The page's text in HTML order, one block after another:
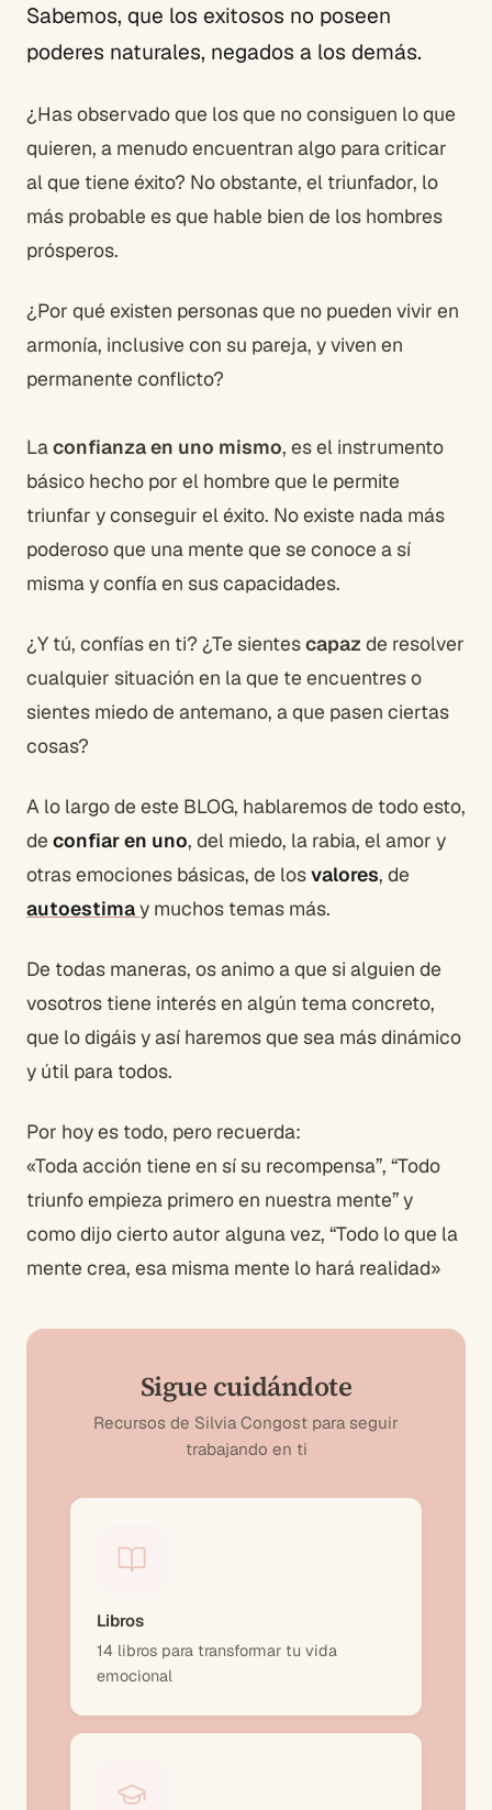
Sabemos, que los exitosos no poseen
poderes naturales, negados a los demás.
¿Has observado que los que no consiguen lo que
quieren, a menudo encuentran algo para criticar
al que tiene éxito? No obstante, el triunfador, lo
más probable es que hable bien de los hombres
prósperos.
¿Por qué existen personas que no pueden vivir en
armonía, inclusive con su pareja, y viven en
permanente conflicto?
Laconfianza en uno mismo, es el instrumento
básico hecho por el hombre que le permite
triunfar y conseguir el éxito. No existe nada más
poderoso que una mente que se conoce a sí
misma y confía en sus capacidades.
¿Y tú, confías en ti? ¿Te sientescapaz de resolver
cualquier situación en la que te encuentres o
sientes miedo de antemano, a que pasen ciertas
cosas?
A lo largo de este BLOG, hablaremos de todo esto,
de confiar en uno, del miedo, la rabia, el amor y
otras emociones básicas, de losvalores, de
autoestimay muchos temas más.
De todas maneras, os animo a que si alguien de
vosotros tiene interés en algún tema concreto,
que lo digáis y así haremos que sea más dinámico
y útil para todos.
Por hoy es todo, pero recuerda:
«Toda acción tiene en sí su recompensa”, “Todo
triunfo empieza primero en nuestra mente” y
como dijo cierto autor alguna vez, “Todo lo que la
mente crea, esa misma mente lo hará realidad»
Sigue cuidándote
Recursos de Silvia Congost para seguir
trabajando en ti
Libros
14 libros para transformar tu vida
emocional